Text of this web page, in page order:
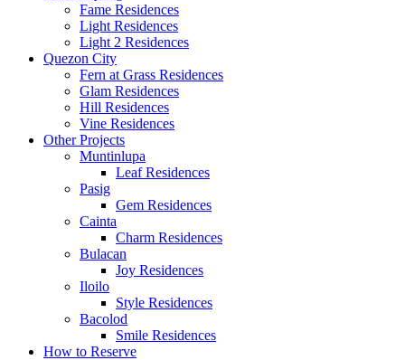
Fame Residences
Light Residences
Light 2 Residences
Quezon City
Fern at Grass Residences
Glam Residences
Hill Residences
Vine Residences
Other Projects
Muntinlupa
Leaf Residences
Pasig
Gem Residences
Cainta
Charm Residences
Bulacan
Joy Residences
Iloilo
Style Residences
Bacolod
Smile Residences
How to Reserve